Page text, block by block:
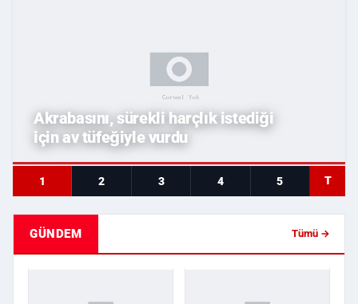
Akrabasını, sürekli harçlık istediği
için av tüfeğiyle vurdu
1 2 3 4 5 T
GÜNDEM Tümü →